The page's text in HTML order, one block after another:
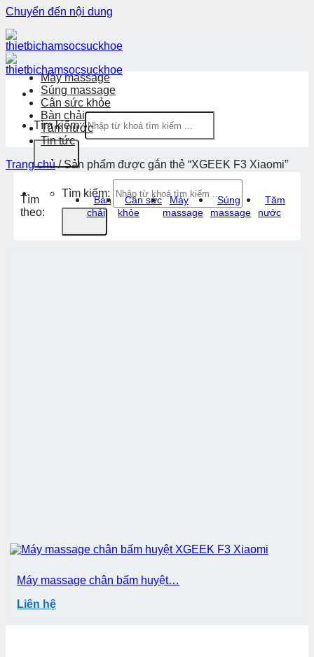
Chuyển đến nội dung
Tìm kiếm:
Tìm kiếm:
Máy massage
Súng massage
Cân sức khỏe
Bàn chải
Tăm nước
Tin tức
Trang chủ /Sản phẩm được gắn thẻ “XGEEK F3 Xiaomi”
Tìm
theo:
Bàn
chải
Cân sức
khỏe
Máy
massage
Súng
massage
Tăm
nước
Máy massage chân bấm huyệt…
Liên hệ